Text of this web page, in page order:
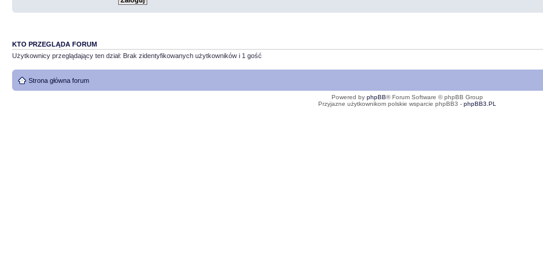
KTO PRZEGLĄDA FORUM
Użytkownicy przeglądający ten dział: Brak zidentyfikowanych użytkowników i 1 gość
Strona główna forum
Powered by phpBB® Forum Software © phpBB Group
Przyjazne użytkownikom polskie wsparcie phpBB3 - phpBB3.PL